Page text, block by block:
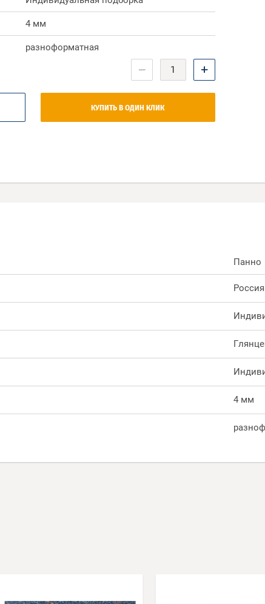
4 мм
разноформатная
− +
КУПИТЬ В ОДИН КЛИК
Панно
Россия
4 мм